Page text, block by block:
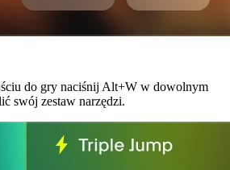
do gry naciśnij Alt+W w dowolnym
swój zestaw narzędzi.